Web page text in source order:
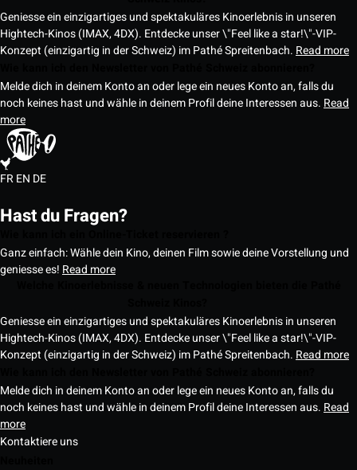
Geniesse ein einzigartiges und spektakuläres Kinoerlebnis in unseren
Hightech-Kinos (IMAX, 4DX). Entdecke unser \"Feel like a star!\"-VIP-
Konzept (einzigartig in der Schweiz) im Pathé Spreitenbach. Read more
Melde dich in deinem Konto an oder lege ein neues Konto an, falls du
noch keines hast und wähle in deinem Profil deine Interessen aus. Read
more
FREN DE
Hast du Fragen?
Ganz einfach: Wähle dein Kino, deinen Film sowie deine Vorstellung und
geniesse es! Read more
Geniesse ein einzigartiges und spektakuläres Kinoerlebnis in unseren
Hightech-Kinos (IMAX, 4DX). Entdecke unser \"Feel like a star!\"-VIP-
Konzept (einzigartig in der Schweiz) im Pathé Spreitenbach. Read more
Melde dich in deinem Konto an oder lege ein neues Konto an, falls du
noch keines hast und wähle in deinem Profil deine Interessen aus. Read
more
Kontaktiere uns